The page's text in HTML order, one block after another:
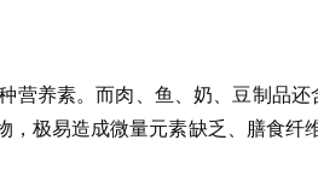
营养素。而肉、鱼、奶、豆制品还
极易造成微量元素缺乏、膳食纤